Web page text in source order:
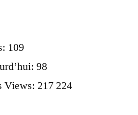
109
98
Views: 217 224